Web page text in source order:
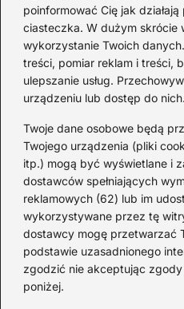
poinformować Cię jak
ciasteczka. W dużym skrócie
wykorzystanie Twoich
treści, pomiar reklam i treści,
ulepszanie usług.
urządzeniu lub dostęp do nich.
Twoje dane osobowe będą
Twojego urządzenia (pliki
itp.) mogą być wyświetlane i
dostawców spełniających
reklamowych (62) lub im
wykorzystywane przez tę
dostawcy mogę przetwarzać
podstawie uzasadnionego
zgodzić nie akceptując
poniżej.
2026-06-26
Kategorie
Koktajle(128)
Likier (10)
Piwo(28)
Porady(66)
Przekąski(36)
Rum(3)
Szampan(4)
Whisky(23)
Wino (12)